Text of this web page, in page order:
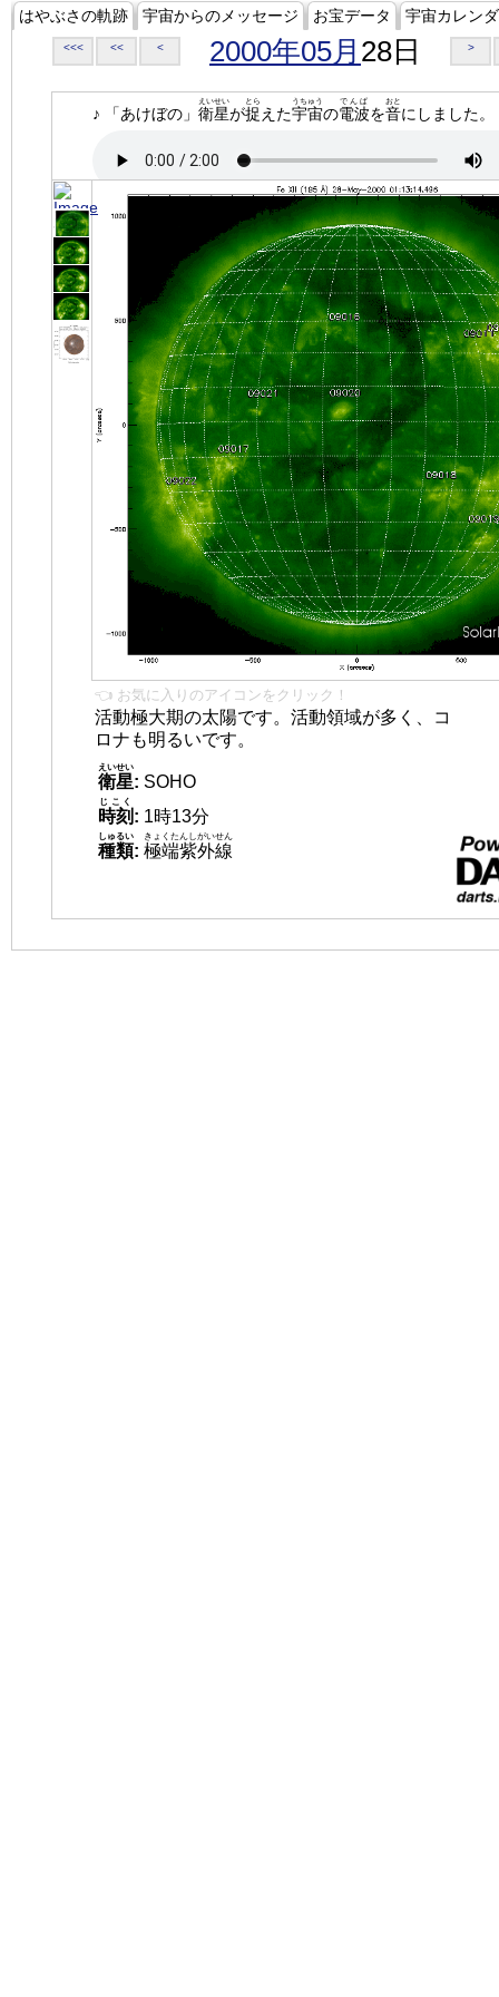
はやぶさの軌跡 宇宙からのメッセージ お宝データ 宇宙カレン
<<< << < 2000年05月 28日 >
♪ 「あけぼの」 衛星
えいせい
が捉
とら
えた宇宙
うちゅう
の電波
でんぱ
を音
おと
にしました。
👈 お気に入りのアイコンをクリック！
活動極大期の太陽です。活動領域が多く、コ
ロナも明るいです。
衛星
えいせい
: SOHO
時刻
じこく
: 1時13分
種類
しゅるい
: 極端紫外線
きょくたんしがいせん